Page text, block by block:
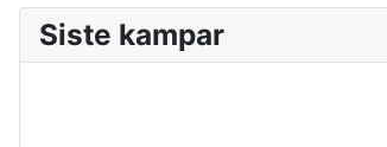
Siste kampar